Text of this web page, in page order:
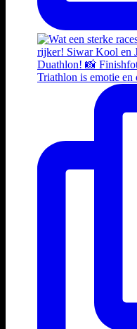
Triathlon is emotie en